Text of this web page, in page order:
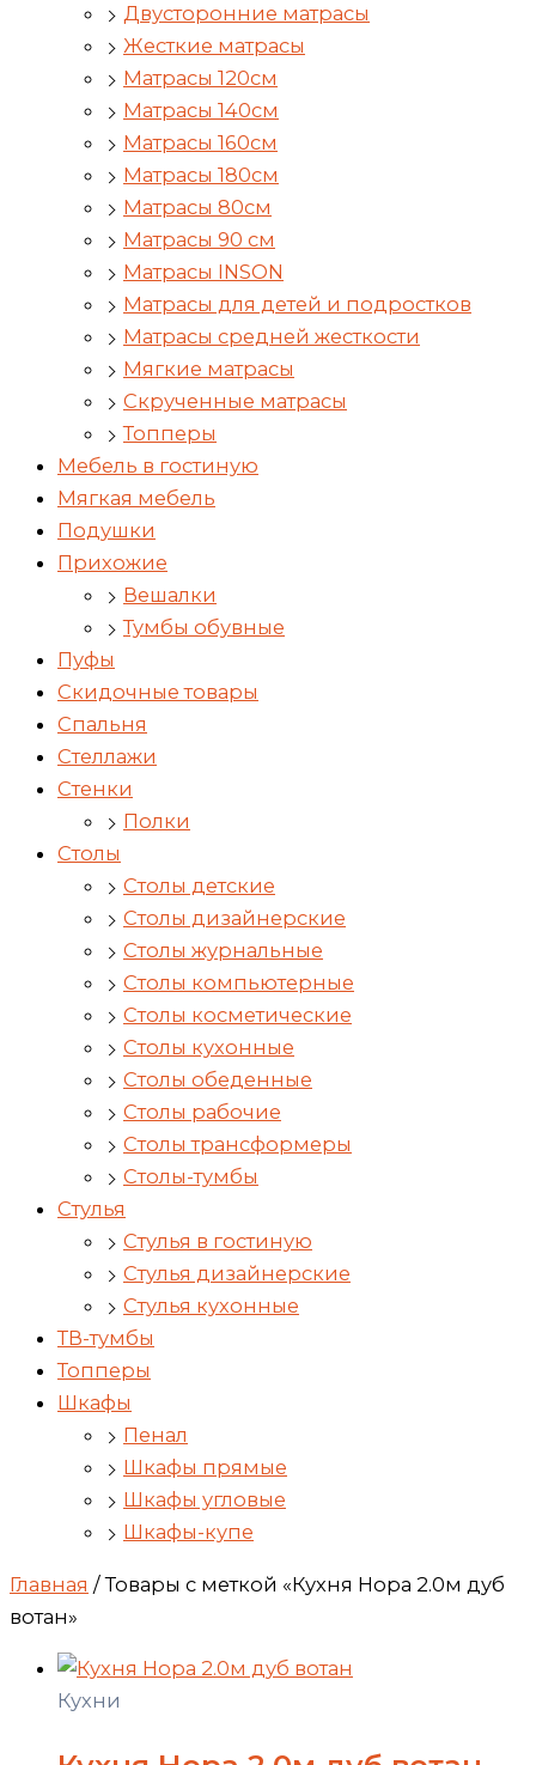
Двусторонние матрасы
Жесткие матрасы
Матрасы 120см
Матрасы 140см
Матрасы 160см
Матрасы 180см
Матрасы 80см
Матрасы 90 см
Матрасы INSON
Матрасы для детей и подростков
Матрасы средней жесткости
Мягкие матрасы
Скрученные матрасы
Топперы
Мебель в гостиную
Мягкая мебель
Подушки
Прихожие
Вешалки
Тумбы обувные
Пуфы
Скидочные товары
Спальня
Стеллажи
Стенки
Полки
Столы
Столы детские
Столы дизайнерские
Столы журнальные
Столы компьютерные
Столы косметические
Столы кухонные
Столы обеденные
Столы рабочие
Столы трансформеры
Столы-тумбы
Стулья
Стулья в гостиную
Стулья дизайнерские
Стулья кухонные
ТВ-тумбы
Топперы
Шкафы
Пенал
Шкафы прямые
Шкафы угловые
Шкафы-купе
Главная / Товары с меткой «Кухня Нора 2.0м дуб
вотан»
Кухни